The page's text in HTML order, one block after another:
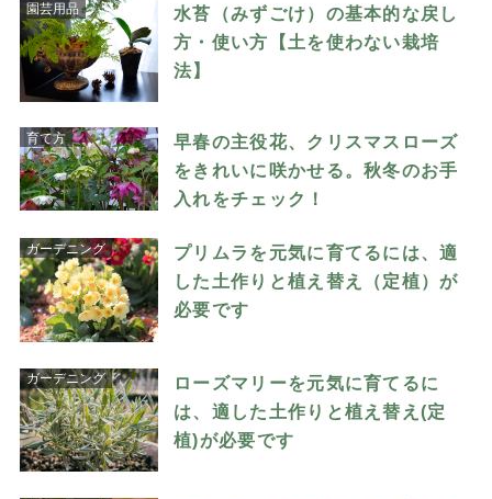
園芸用品
水苔（みずごけ）の基本的な戻し
方・使い方【土を使わない栽培
法】
育て方
早春の主役花、クリスマスローズ
をきれいに咲かせる。秋冬のお手
入れをチェック！
ガーデニング
プリムラを元気に育てるには、適
した土作りと植え替え（定植）が
必要です
ガーデニング
ローズマリーを元気に育てるに
は、適した土作りと植え替え(定
植)が必要です